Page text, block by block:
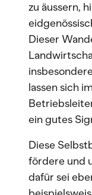
zu äussern,
Dieser
lassen sich
ein gutes
Diese
fördere und
dafür sei